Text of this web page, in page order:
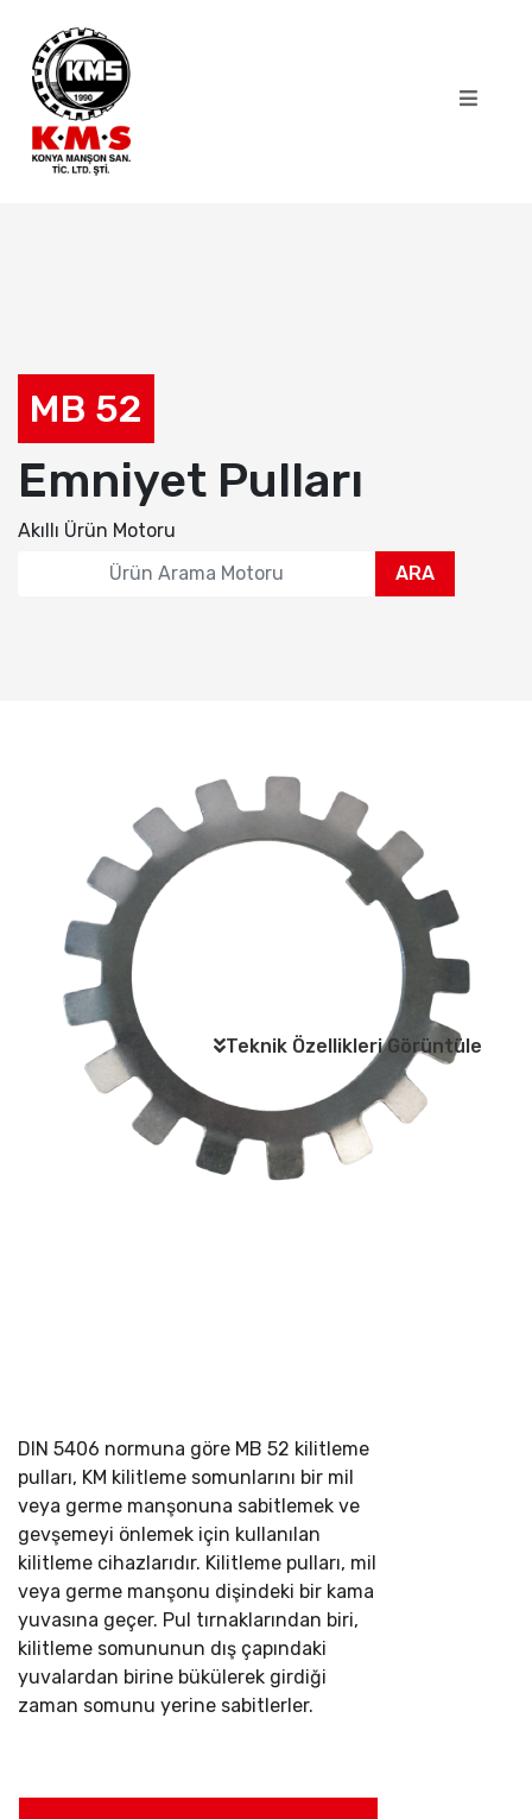
Teknik Özellikleri Görüntüle
MB 52
Emniyet Pulları
Akıllı Ürün Motoru
ARA
DIN 5406 normuna göre MB 52 kilitleme
pulları, KM kilitleme somunlarını bir mil
veya germe manşonuna sabitlemek ve
gevşemeyi önlemek için kullanılan
kilitleme cihazlarıdır. Kilitleme pulları, mil
veya germe manşonu dişindeki bir kama
yuvasına geçer. Pul tırnaklarından biri,
kilitleme somununun dış çapındaki
yuvalardan birine bükülerek girdiği
zaman somunu yerine sabitlerler.